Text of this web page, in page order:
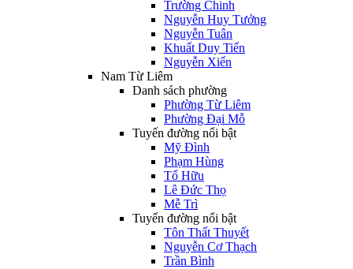
Trường Chinh
Nguyễn Huy Tưởng
Nguyễn Tuân
Khuất Duy Tiến
Nguyễn Xiển
Nam Từ Liêm
Danh sách phường
Phường Từ Liêm
Phường Đại Mỗ
Tuyến đường nổi bật
Mỹ Đình
Phạm Hùng
Tố Hữu
Lê Đức Thọ
Mễ Trì
Tuyến đường nổi bật
Tôn Thất Thuyết
Nguyễn Cơ Thạch
Trần Bình